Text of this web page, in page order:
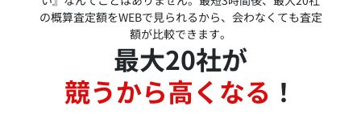
の概算査定額をWEBで見られるから、会わなくても査定
額が比較できます。
最大20社が
競うから高くなる ！